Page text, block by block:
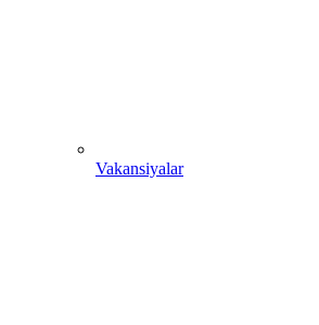
Vakansiyalar